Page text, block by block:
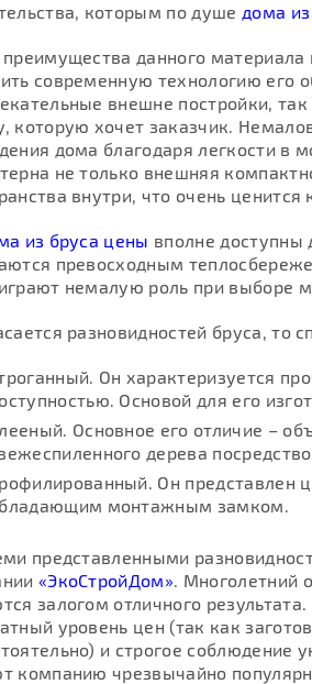
которым по душе дома
данного
современную технологию его
внешне постройки,
которую хочет заказчик.
дома благодаря легкости в
не только внешняя
внутри, что очень
из бруса цены вполне доступны
превосходным
немалую роль при выборе
разновидностей бруса,
Он характеризуется
Основой для его
Основное его отличие –
дерева
Он представлен
монтажным замком.
представленными
«ЭкоСтройДом». Многолетний
залогом отличного
уровень цен (так как
и строгое соблюдение
компанию чрезвычайно